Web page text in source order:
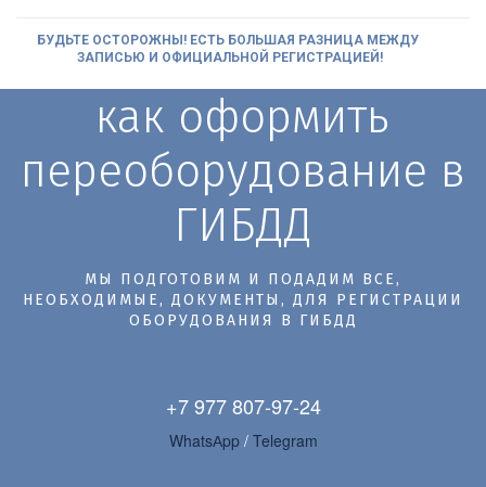
БУДЬТЕ ОСТОРОЖНЫ! ЕСТЬ БОЛЬШАЯ РАЗНИЦА МЕЖДУ
ЗАПИСЬЮ И ОФИЦИАЛЬНОЙ РЕГИСТРАЦИЕЙ!
как оформить
переоборудование в
ГИБДД
МЫ ПОДГОТОВИМ И ПОДАДИМ ВСЕ,
НЕОБХОДИМЫЕ, ДОКУМЕНТЫ, ДЛЯ РЕГИСТРАЦИИ
ОБОРУДОВАНИЯ В ГИБДД
+7 977 807-97-24
WhatsАpp / Telegram